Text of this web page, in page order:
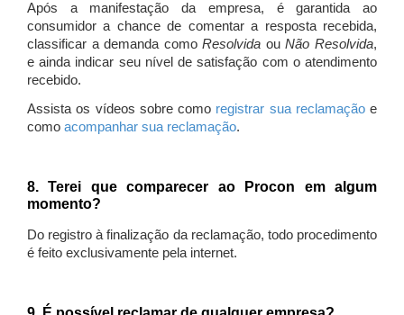
Após a manifestação da empresa, é garantida ao
consumidor a chance de comentar a resposta recebida,
classificar a demanda comoResolvida ouNão Resolvida,
e ainda indicar seu nível de satisfação com o atendimento
recebido.
Assista os vídeos sobre como registrar sua reclamaçãoe
como acompanhar sua reclamação.
8. Terei que comparecer ao Procon em algum
momento?
Do registro à finalização da reclamação, todo procedimento
é feito exclusivamente pela internet.